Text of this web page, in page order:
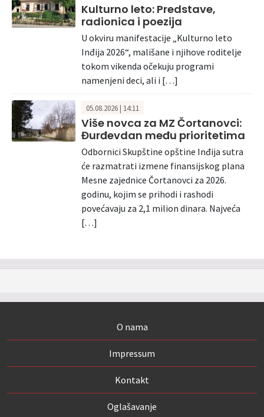
Kulturno leto: Predstave,
radionica i poezija
U okviru manifestacije „Kulturno leto
Inđija 2026“, mališane i njihove roditelje
tokom vikenda očekuju programi
namenjeni deci, ali i […]
05.08.2026 | 14:11
Više novca za MZ Čortanovci:
Đurđevdan među prioritetima
Odbornici Skupštine opštine Inđija sutra
će razmatrati izmene finansijskog plana
Mesne zajednice Čortanovci za 2026.
godinu, kojim se prihodi i rashodi
povećavaju za 2,1 milion dinara. Najveća
[…]
O nama
Impressum
Kontakt
Oglašavanje